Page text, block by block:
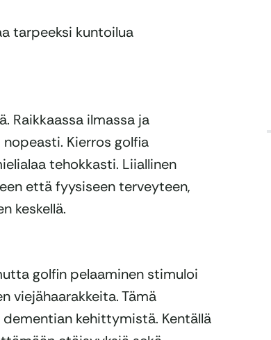
tarpeeksi kuntoilua
Raikkaassa ilmassa ja
Kierros golfia
tehokkasti. Liiallinen
että fyysiseen terveyteen,
keskellä.
golfin pelaaminen stimuloi
viejähaarakkeita. Tämä
kehittymistä. Kentällä